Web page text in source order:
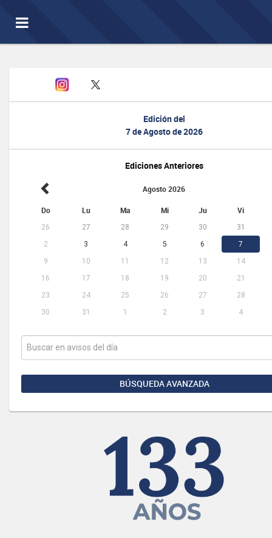
Toggle
navigation
Edición del
7 de Agosto de 2026
Ediciones Anteriores
Agosto 2026
Do Lu Ma Mi Ju Vi
26 27 28 29 30
31
2
3 4 5 6
7
9
10 11 12 13
14
16
17 18 19 20
21
23
24 25 26 27
28
30
31 1 2 3 4
BÚSQUEDA AVANZADA